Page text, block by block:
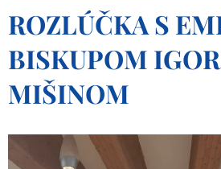
ROZLÚČKA S
BISKUPOM
MIŠINOM